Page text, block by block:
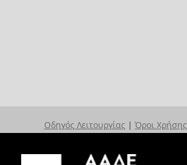
Οδηγός Λειτουργίας | Όροι Χρήσης